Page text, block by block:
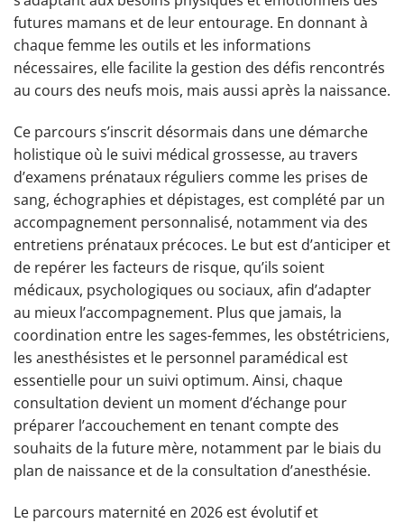
futures mamans et de leur entourage. En donnant à
chaque femme les outils et les informations
nécessaires, elle facilite la gestion des défis rencontrés
au cours des neufs mois, mais aussi après la naissance.
Ce parcours s’inscrit désormais dans une démarche
holistique où le suivi médical grossesse, au travers
d’examens prénataux réguliers comme les prises de
sang, échographies et dépistages, est complété par un
accompagnement personnalisé, notamment via des
entretiens prénataux précoces. Le but est d’anticiper et
de repérer les facteurs de risque, qu’ils soient
médicaux, psychologiques ou sociaux, afin d’adapter
au mieux l’accompagnement. Plus que jamais, la
coordination entre les sages-femmes, les obstétriciens,
les anesthésistes et le personnel paramédical est
essentielle pour un suivi optimum. Ainsi, chaque
consultation devient un moment d’échange pour
préparer l’accouchement en tenant compte des
souhaits de la future mère, notamment par le biais du
plan de naissance et de la consultation d’anesthésie.
Le parcours maternité en 2026 est évolutif et